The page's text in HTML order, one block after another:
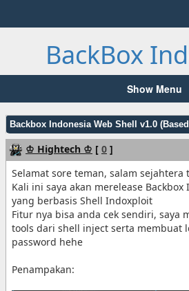
BackBox
Show Menu
Backbox Indonesia Web Shell v1.0
♔ Hightech ♔ [ 0 ]
Selamat sore teman, salam sejahtera
Kali ini saya akan merelease
yang berbasis Shell Indoxploit
Fitur nya bisa anda cek sendiri, saya
tools dari shell inject serta membuat
password hehe
Penampakan: